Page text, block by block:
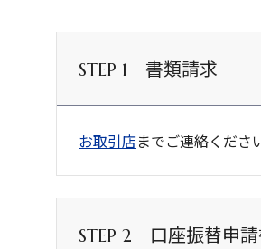
STEP 1 書類請求
お取引店までご連絡くださ
STEP 2 口座振替申